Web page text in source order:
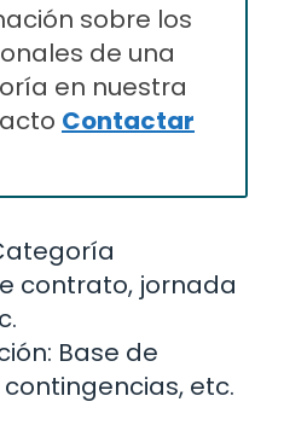
sobre los
de una
en nuestra
Contactar
contrato, jornada
Base de
etc.